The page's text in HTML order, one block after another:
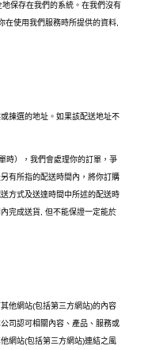
地保存在我們的系統。在我們沒有
在使用我們服務時所提供的資料
揀選的地址。如果該配送地址不
時），我們會處理你的訂單，爭
有所指的配送時間內，將你訂購
方式及送達時間中所述的配送時
完成送貨 但不能保證一定能於
他網站(包括第三方網站)的內容
司認可相關內容、產品、服務或
網站(包括第三方網站)連結之風